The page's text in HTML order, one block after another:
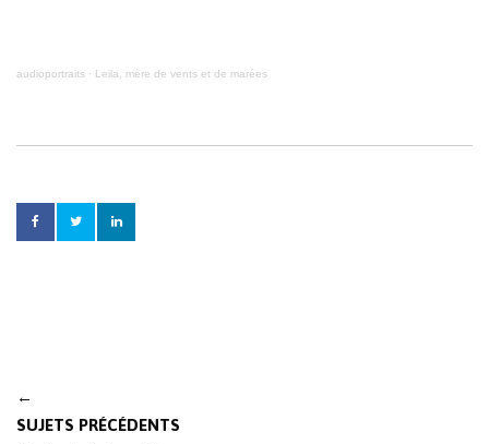
audioportraits · Leila, mère de vents et de marées
Post
navigation
←
SUJETS PRÉCÉDENTS